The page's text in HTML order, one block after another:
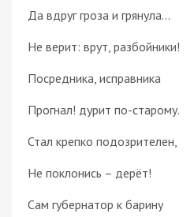
Да вдруг гроза и грянула...
Не верит: врут, разбойники!
Посредника, исправника
Прогнал! дурит по-старому.
Стал крепко подозрителен,
Не поклонись – дерёт!
Сам губернатор к барину